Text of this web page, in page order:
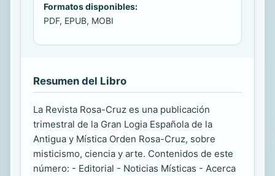
Formatos disponibles:
PDF, EPUB, MOBI
Resumen del Libro
La Revista Rosa-Cruz es una publicación
trimestral de la Gran Logia Española de la
Antigua y Mística Orden Rosa-Cruz, sobre
misticismo, ciencia y arte. Contenidos de este
número: - Editorial - Noticias Místicas - Acerca